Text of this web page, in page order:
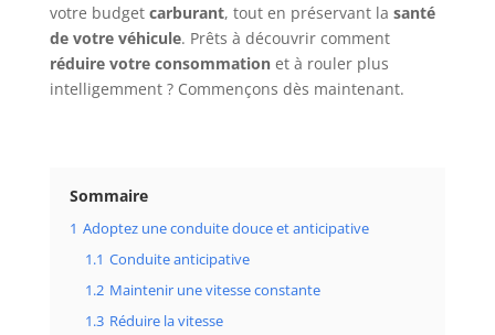
votre budget carburant, tout en préservant la santé
de votre véhicule. Prêts à découvrir comment
réduire votre consommationet à rouler plus
intelligemment ? Commençons dès maintenant.
Sommaire
1 Adoptez une conduite douce et anticipative
1.1 Conduite anticipative
1.2 Maintenir une vitesse constante
1.3 Réduire la vitesse